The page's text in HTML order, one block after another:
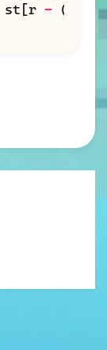
st [r - (
<<